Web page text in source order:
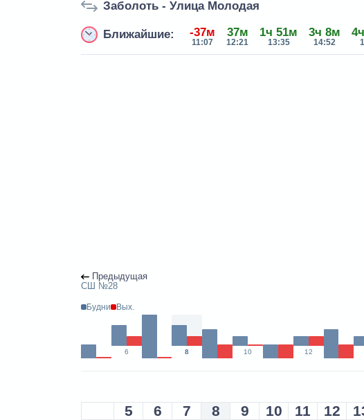
Заболоть - Улица Молодая
Ближайшие: -37м
11:07
37м
12:21
1ч 51м
13:35
3ч 8м
14:52
Предыдущая
СШ №28
Будни Вых.
6 8 10 12
5 6 7 8 9 10 11 12